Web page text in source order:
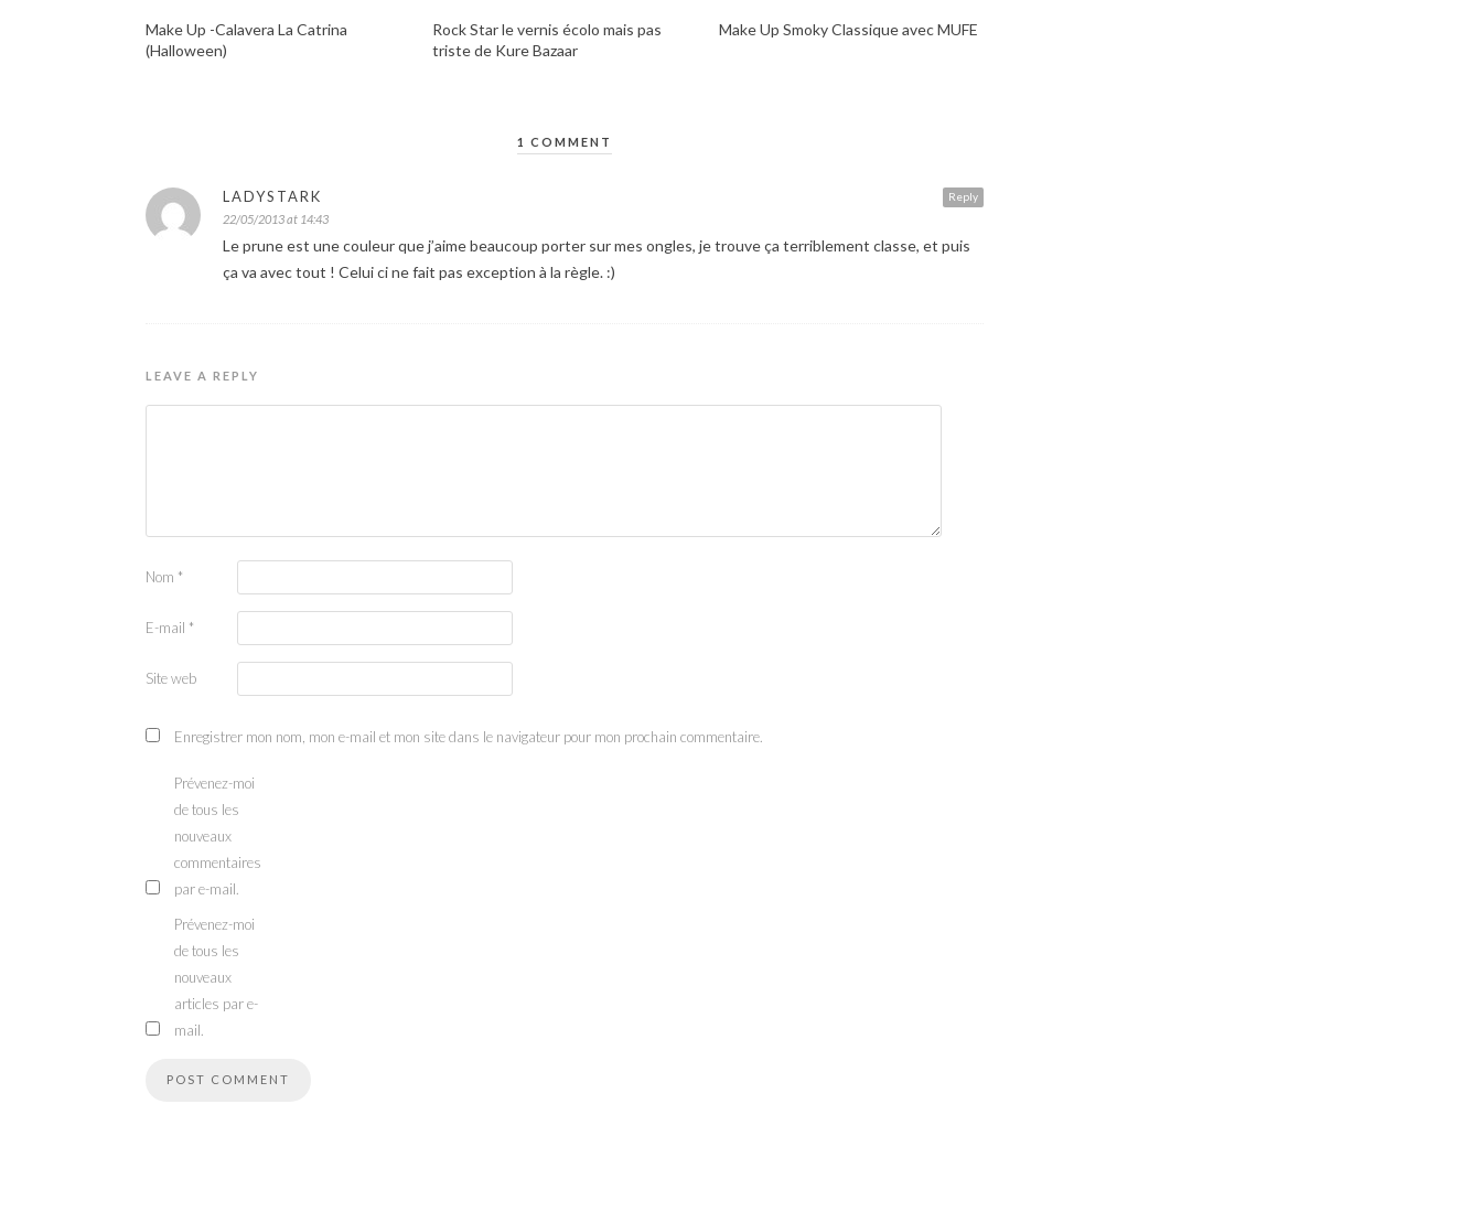
Make Up -Calavera La Catrina
(Halloween)
Rock Star le vernis écolo mais pas
triste de Kure Bazaar
Make Up Smoky Classique avec MUFE
1 COMMENT
Reply
LADYSTARK
22/05/2013 at 14:43
Le prune est une couleur que j’aime beaucoup porter sur mes ongles, je trouve ça terriblement classe, et puis
ça va avec tout ! Celui ci ne fait pas exception à la règle. :)
LEAVE A REPLY
Nom *
E-mail *
Site web
Enregistrer mon nom, mon e-mail et mon site dans le navigateur pour mon prochain commentaire.
Prévenez-moi
de tous les
nouveaux
commentaires
par e-mail.
Prévenez-moi
de tous les
nouveaux
articles par e-
mail.